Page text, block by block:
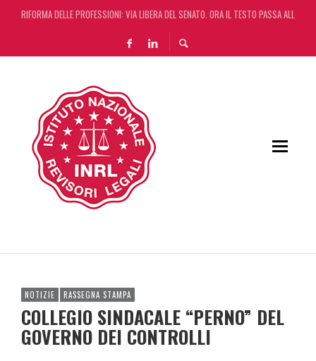
RIFORMA DELLE PROFESSIONI: VIA LIBERA DEL SENATO. ORA IL TESTO PASSA ALLA
DA REGGIO EMILIA ARRIVA LA START UP CHE AUTOMATIZZA LA REVISIONE LEGALE
L’ERRORE CONTABILE NON RILEVANTE NEL BILANCIO “ALLONTANA” LA CONTESTAZIONE
NOTIZIE RASSEGNA STAMPA
COLLEGIO SINDACALE “PERNO” DEL
GOVERNO DEI CONTROLLI